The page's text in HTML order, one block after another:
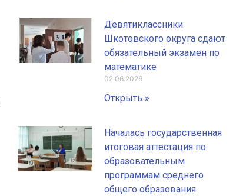
Девятиклассники
Шкотовского округа сдают
обязательный экзамен по
математике
02.06.2026
Открыть »
Началась государственная
итоговая аттестация по
образовательным
программам среднего
общего образования